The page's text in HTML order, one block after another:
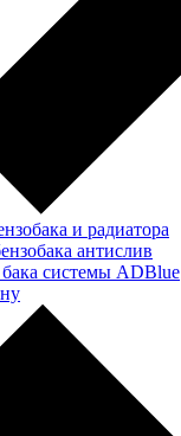
и радиатора
антислив
системы ADBlue